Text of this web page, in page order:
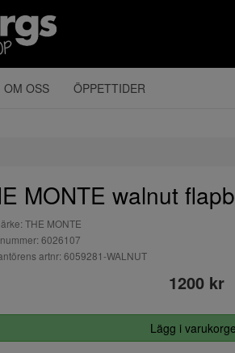
OM OSS ÖPPETTIDER
MONTE walnut
THE MONTE
6026107
artnr: 6059281-WALNUT
1200 kr
Lägg i